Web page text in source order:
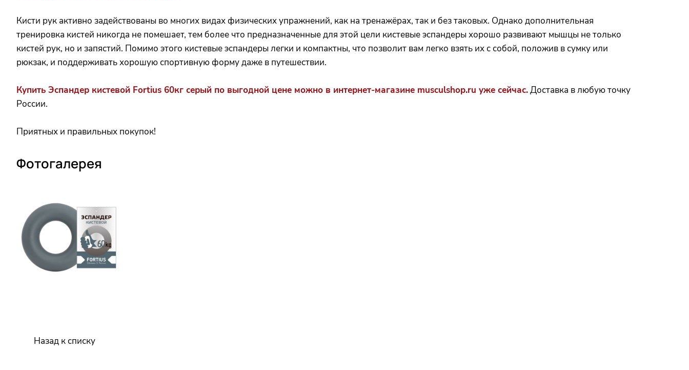
Кисти рук активно задействованы во многих видах физических упражнений, как на тренажёрах, так и без таковых. Однако дополнительная
тренировка кистей никогда не помешает, тем более что предназначенные для этой цели кистевые эспандеры хорошо развивают мышцы не только
кистей рук, но и запястий. Помимо этого кистевые эспандеры легки и компактны, что позволит вам легко взять их с собой, положив в сумку или
рюкзак, и поддерживать хорошую спортивную форму даже в путешествии.
Купить Эспандер кистевой Fortius 60кг серый по выгодной цене можно в интернет-магазине musculshop.ru уже сейчас.Доставка в любую точку
России.
Приятных и правильных покупок!
Фотогалерея
Назад к списку